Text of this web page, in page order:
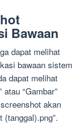
Bawaan
dapat melihat
bawaan sistem
dapat melihat
“Gambar”
akan
(tanggal).png”.